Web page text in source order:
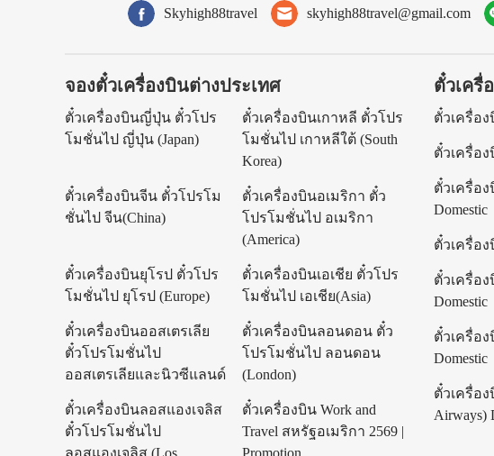
Skyhigh88travel skyhigh88travel@gmail.com
จองตั๋วเครื่องบินต่างประเทศ
ตั๋วเครื่องบินญี่ปุ่น ตั๋วโปร
โมชั่นไป ญี่ปุ่น (Japan)
ตั๋วเครื่องบินเกาหลี ตั๋วโปร
โมชั่นไป เกาหลีใต้ (South
Korea)
ตั๋วเครื่องบินจีน ตั๋วโปรโม
ชั่นไป จีน(China)
ตั๋วเครื่องบินอเมริกา ตั๋ว
โปรโมชั่นไป อเมริกา
(America)
ตั๋วเครื่องบินยุโรป ตั๋วโปร
โมชั่นไป ยุโรป (Europe)
ตั๋วเครื่องบินเอเชีย ตั๋วโปร
โมชั่นไป เอเชีย(Asia)
ตั๋วเครื่องบินออสเตรเลีย
ตั๋วโปรโมชั่นไป
ออสเตรเลียและนิวซีแลนด์
ตั๋วเครื่องบินลอนดอน ตั๋ว
โปรโมชั่นไป ลอนดอน
(London)
ตั๋วเครื่องบินลอสแองเจลิส
ตั๋วโปรโมชั่นไป
ลอสแองเจลิส (Los
ตั๋วเครื่องบิน Work and
Travel สหรัฐอเมริกา 2569 |
Promotion
ตั๋วเครื่
ตั๋วเครื่อ
ตั๋วเครื่อง
ตั๋วเครื่อ
Domestic
ตั๋วเครื่อ
ตั๋วเครื่อง
Domestic
ตั๋วเครื่อ
Domestic
ตั๋วเครื่อง
Airways)